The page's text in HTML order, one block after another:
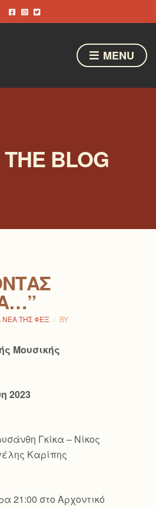
MENU
BLOG
ΝΈΑ ΤΗΣ ΦΕΞ BY
Μουσικής
2023
Γκίκα – Νίκος
Καρίπης
21:00 στο Αρχοντικό